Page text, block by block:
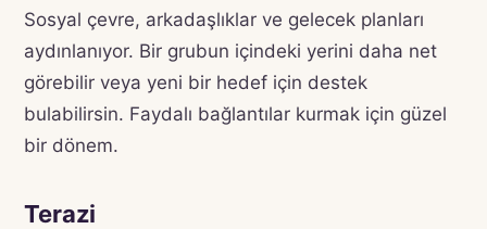
Sosyal çevre, arkadaşlıklar ve gelecek planları
aydınlanıyor. Bir grubun içindeki yerini daha net
görebilir veya yeni bir hedef için destek
bulabilirsin. Faydalı bağlantılar kurmak için güzel
bir dönem.
Terazi